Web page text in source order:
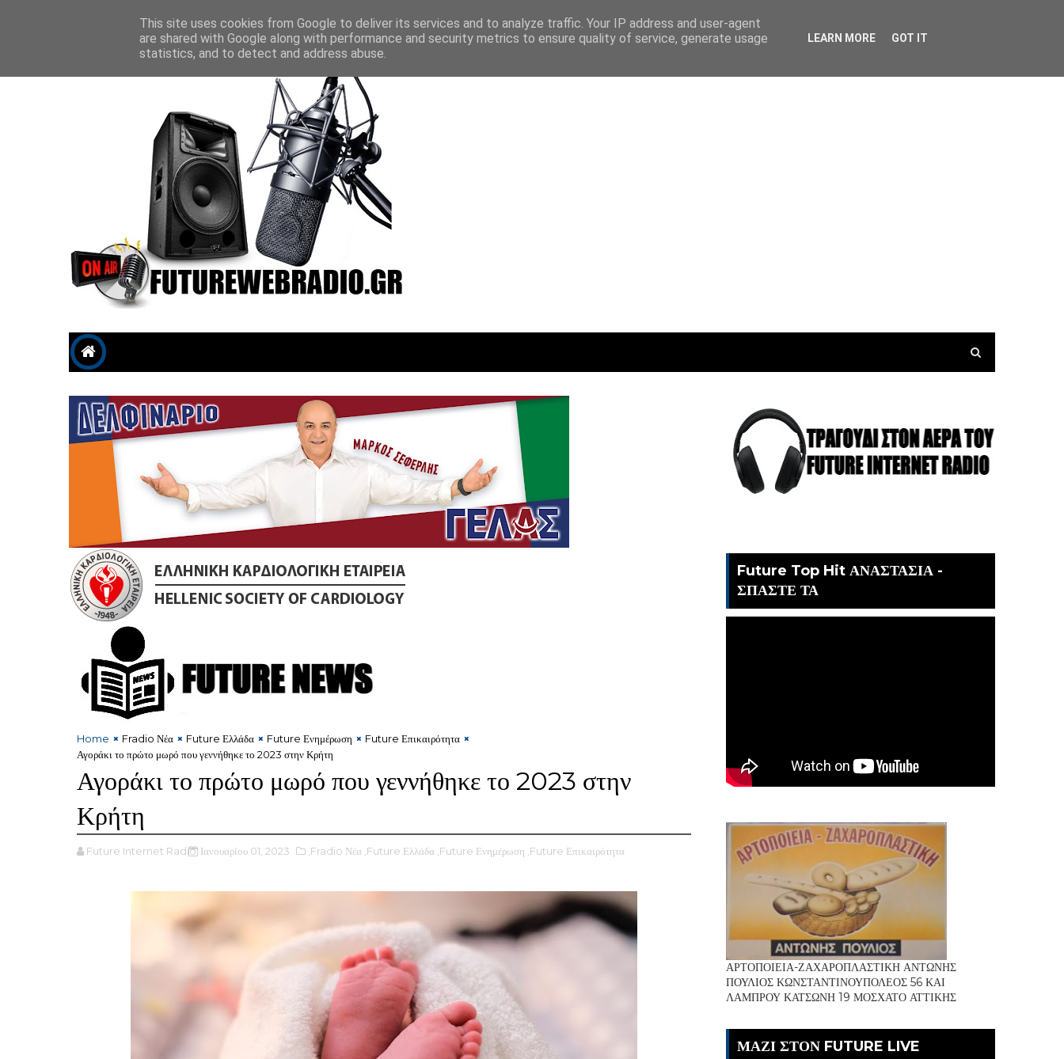
Streamee
Home Fradio Νέα Future Ελλάδα Future Ενημέρωση
Future Επικαιρότητα
Αγοράκι το πρώτο μωρό που γεννήθηκε το 2023 στην Κρήτη
Αγοράκι το πρώτο μωρό που γεννήθηκε το 2023 στην
Κρήτη
Future Internet Radio Ιανουαρίου 01, 2023 ,Fradio Νέα ,Future Ελλάδα ,Future Ενημέρωση ,Future Επικαιρότητα
Future Top Hit ΑΝΑΣΤΑΣΙΑ -
ΣΠΑΣΤΕ ΤΑ
ΑΡΤΟΠΟΙΕΙΑ-ΖΑΧΑΡΟΠΛΑΣΤΙΚΗ ΑΝΤΩΝΗΣ
ΠΟΥΛΙΟΣ ΚΩΝΣΤΑΝΤΙΝΟΥΠΟΛΕΟΣ 56 ΚΑΙ
ΛΑΜΠΡΟΥ ΚΑΤΣΩΝΗ 19 ΜΟΣΧΑΤΟ ΑΤΤΙΚΗΣ
ΜΑΖΙ ΣΤΟΝ FUTURE LIVE
This site uses cookies from Google to deliver its services and to analyze traffic. Your IP address and user-agent
are shared with Google along with performance and security metrics to ensure quality of service, generate usage
statistics, and to detect and address abuse.
LEARN MORE GOT IT